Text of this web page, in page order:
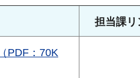
担当課リ
PDF：70K